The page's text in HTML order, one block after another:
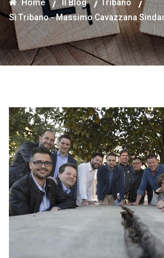
Home Il Blog
Tribano
Sì Tribano - Massimo Cavazzana